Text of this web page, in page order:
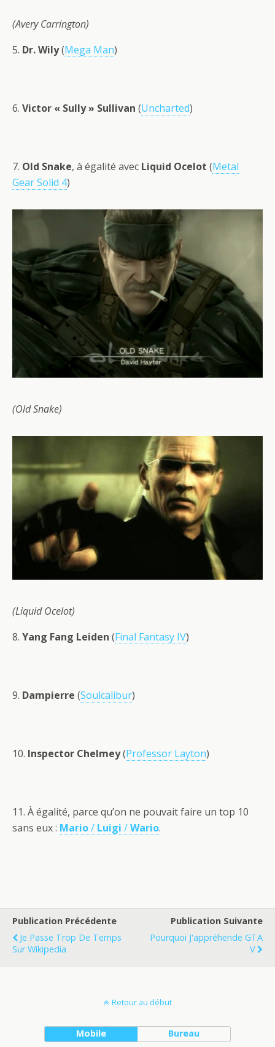
(Avery Carrington)
5. Dr. Wily(Mega Man)
6. Victor « Sully » Sullivan (Uncharted)
7. Old Snake, à égalité avec Liquid Ocelot (Metal
Gear Solid 4)
(Old Snake)
(Liquid Ocelot)
8. Yang Fang Leiden (Final Fantasy IV)
9. Dampierre (Soulcalibur)
10. Inspector Chelmey(Professor Layton)
11. À égalité, parce qu’on ne pouvait faire un top 10
sans eux : Mario/ Luigi /Wario.
Publication Précédente
Je Passe Trop De Temps
Sur Wikipedia
Publication Suivante
Pourquoi J'appréhende GTA
V
Retour au début
Mobile Bureau